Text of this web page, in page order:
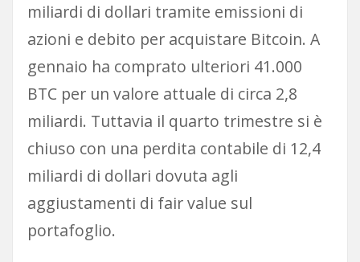
miliardi di dollari tramite emissioni di
azioni e debito per acquistare Bitcoin. A
gennaio ha comprato ulteriori 41.000
BTC per un valore attuale di circa 2,8
miliardi. Tuttavia il quarto trimestre si è
chiuso con una perdita contabile di 12,4
miliardi di dollari dovuta agli
aggiustamenti di fair value sul
portafoglio.